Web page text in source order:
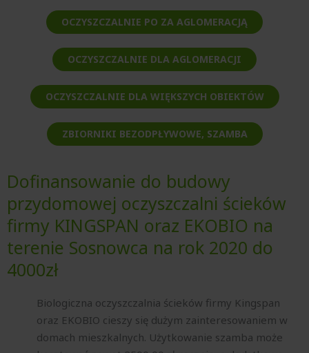
OCZYSZCZALNIE PO ZA AGLOMERACJĄ
OCZYSZCZALNIE DLA AGLOMERACJI
OCZYSZCZALNIE DLA WIĘKSZYCH OBIEKTÓW
ZBIORNIKI BEZODPŁYWOWE, SZAMBA
Dofinansowanie do budowy
przydomowej oczyszczalni ścieków
firmy KINGSPAN oraz EKOBIO na
terenie Sosnowca na rok 2020 do
4000zł
Biologiczna oczyszczalnia ścieków firmy Kingspan
oraz EKOBIO cieszy się dużym zainteresowaniem w
domach mieszkalnych. Użytkowanie szamba może